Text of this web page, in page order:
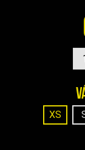
KXD QUAD ÉS
LÁMPÁK, BÚRÁK
LÁNCKEREKEK,
MOTORBLOKK
SZERSZÁMOK
RUHÁZAT,
SZŰRŐK ÉS
XS